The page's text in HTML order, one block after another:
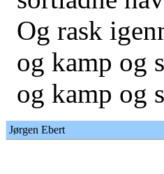
Og rask
og kamp og
og kamp og
Jørgen Ebert